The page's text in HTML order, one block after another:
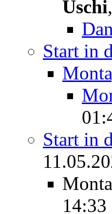
Uschi,
Start in
Start in
14:33